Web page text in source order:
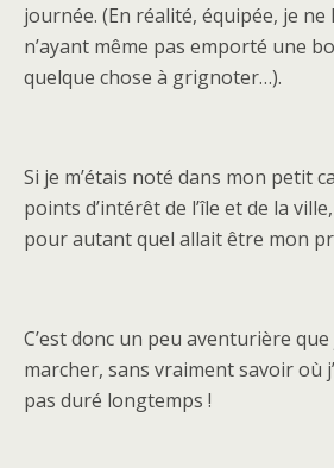
journée. (En réalité, équipée, je ne
n’ayant même pas emporté une
quelque chose à grignoter…).
Si je m’étais noté dans mon petit
points d’intérêt de l’île et de la
pour autant quel allait être mon
C’est donc un peu aventurière que
marcher, sans vraiment savoir où
pas duré longtemps !